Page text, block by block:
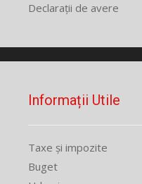
Declarații de avere
Informații Utile
Taxe și impozite
Buget